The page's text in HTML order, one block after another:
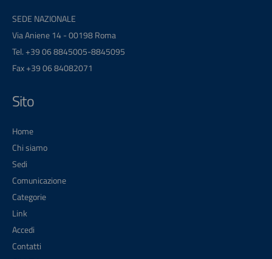
SEDE NAZIONALE
Via Aniene 14 - 00198 Roma
Tel. +39 06 8845005-8845095
Fax +39 06 84082071
Sito
Home
Chi siamo
Sedi
Comunicazione
Categorie
Link
Accedi
Contatti